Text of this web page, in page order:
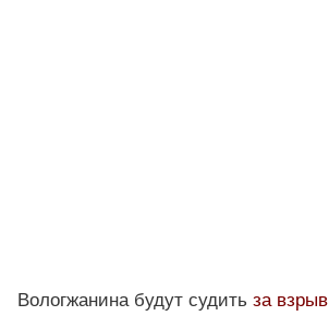
Вологжанина будут судить за взрыв